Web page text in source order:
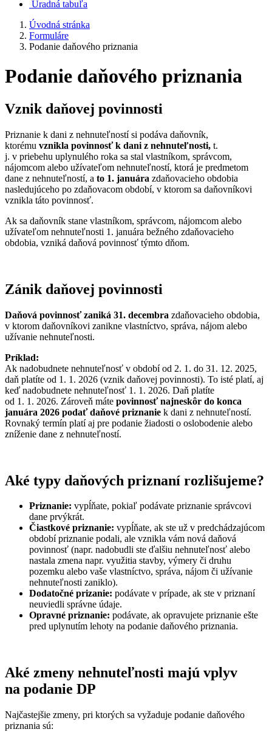
Úradná tabuľa
Úvodná stránka
Formuláre
Podanie daňového priznania
Podanie daňového priznania
Vznik daňovej povinnosti
Priznanie k dani z nehnuteľností si podáva daňovník,
ktorému vznikla povinnosť k dani z nehnuteľnosti, t.
j. v priebehu uplynulého roka sa stal vlastníkom, správcom,
nájomcom alebo užívateľom nehnuteľností, ktorá je predmetom
dane z nehnuteľností, a to 1. januára zdaňovacieho obdobia
nasledujúceho po zdaňovacom období, v ktorom sa daňovníkovi
vznikla táto povinnosť.
Ak sa daňovník stane vlastníkom, správcom, nájomcom alebo
užívateľom nehnuteľnosti 1. januára bežného zdaňovacieho
obdobia, vzniká daňová povinnosť týmto dňom.
Zánik daňovej povinnosti
Daňová povinnosť zaniká 31. decembra zdaňovacieho obdobia,
v ktorom daňovníkovi zanikne vlastníctvo, správa, nájom alebo
užívanie nehnuteľnosti.
Príklad:
Ak nadobudnete nehnuteľnosť v období od 2. 1. do 31. 12. 2025,
daň platíte od 1. 1. 2026 (vznik daňovej povinnosti). To isté platí, aj
keď nadobudnete nehnuteľnosť 1. 1. 2026. Daň platíte
od 1. 1. 2026. Zároveň máte povinnosť najneskôr do konca
januára 2026 podať daňové priznanie k dani z nehnuteľností.
Rovnaký termín platí aj pre podanie žiadosti o oslobodenie alebo
zníženie dane z nehnuteľností.
Aké typy daňových priznaní rozlišujeme?
Priznanie: vypĺňate, pokiaľ podávate priznanie správcovi
dane prvýkrát.
Čiastkové priznanie: vypĺňate, ak ste už v predchádzajúcom
období priznanie podali, ale vznikla vám nová daňová
povinnosť (napr. nadobudli ste ďalšiu nehnuteľnosť alebo
nastala zmena napr. využitia stavby, výmery či druhu
pozemku alebo vaše vlastníctvo, správa, nájom či užívanie
nehnuteľnosti zaniklo).
Dodatočné prizanie: podávate v prípade, ak ste v priznaní
neuviedli správne údaje.
Opravné priznanie: podávate, ak opravujete priznanie ešte
pred uplynutím lehoty na podanie daňového priznania.
Aké zmeny nehnuteľnosti majú vplyv
na podanie DP
Najčastejšie zmeny, pri ktorých sa vyžaduje podanie daňového
priznania sú: